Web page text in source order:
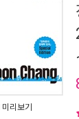
미리보기